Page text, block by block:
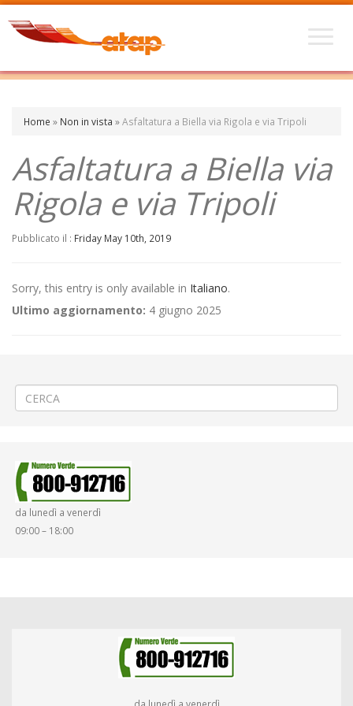
Home » Non in vista »Asfaltatura a Biella via Rigola e via Tripoli
Asfaltatura a Biella via
Rigola e via Tripoli
Pubblicato il : Friday May 10th, 2019
Sorry, this entry is only available in Italiano.
Ultimo aggiornamento: 4 giugno 2025
da lunedì a venerdì
09:00 – 18:00